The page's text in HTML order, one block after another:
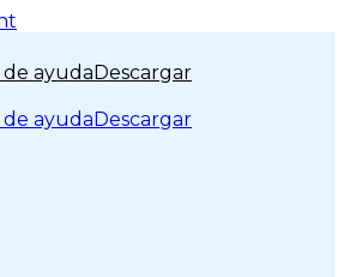
ayudaDescargar
ayudaDescargar